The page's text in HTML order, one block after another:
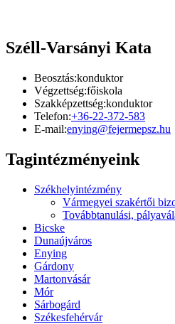
Széll-Varsányi Kata
Beosztás:konduktor
Végzettség:főiskola
Szakképzettség:konduktor
Telefon:+36-22-372-583
E-mail:enying@fejermepsz.hu
Tagintézményeink
Székhelyintézmény
Vármegyei szakértői
Továbbtanulási,
Bicske
Dunaújváros
Enying
Gárdony
Martonvásár
Mór
Sárbogárd
Székesfehérvár